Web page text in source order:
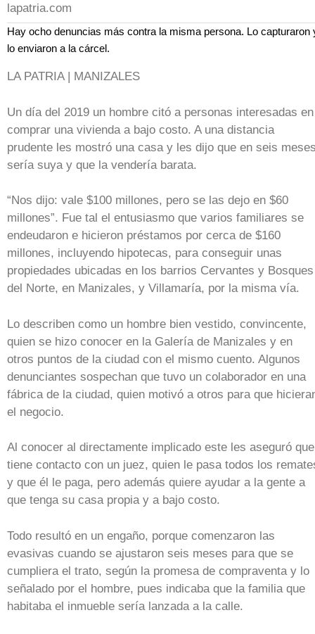
lapatria.com
Hay ocho denuncias más contra la misma persona. Lo capturaron
lo enviaron a la cárcel.
LA PATRIA | MANIZALES
Un día del 2019 un hombre citó a personas interesadas en
comprar una vivienda a bajo costo. A una distancia
prudente les mostró una casa y les dijo que en seis
sería suya y que la vendería barata.
“Nos dijo: vale $100 millones, pero se las dejo en $60
millones”. Fue tal el entusiasmo que varios familiares se
endeudaron e hicieron préstamos por cerca de $160
millones, incluyendo hipotecas, para conseguir unas
propiedades ubicadas en los barrios Cervantes y Bosques
del Norte, en Manizales, y Villamaría, por la misma vía.
Lo describen como un hombre bien vestido, convincente,
quien se hizo conocer en la Galería de Manizales y en
otros puntos de la ciudad con el mismo cuento. Algunos
denunciantes sospechan que tuvo un colaborador en una
fábrica de la ciudad, quien motivó a otros para que
el negocio.
Al conocer al directamente implicado este les aseguró que
tiene contacto con un juez, quien le pasa todos los
y que él le paga, pero además quiere ayudar a la gente a
que tenga su casa propia y a bajo costo.
Todo resultó en un engaño, porque comenzaron las
evasivas cuando se ajustaron seis meses para que se
cumpliera el trato, según la promesa de compraventa y lo
señalado por el hombre, pues indicaba que la familia que
habitaba el inmueble sería lanzada a la calle.